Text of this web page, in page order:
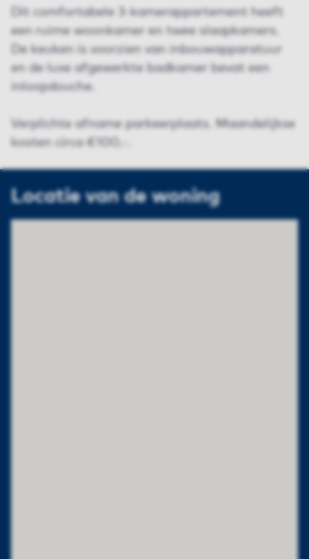
Dit comfortabele 3-kamerappartement heeft
een ruime woonkamer en twee slaapkamers.
De keuken is voorzien van inbouwapparatuur
en de luxe afgewerkte badkamer bevat een
inloopdouche.
Verplichte afname parkeerplaats. Maandelijkse
kosten circa €100,-.
Locatie van de woning